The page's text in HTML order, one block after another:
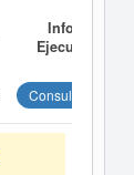
Informe
Ejecutivo
Consultar